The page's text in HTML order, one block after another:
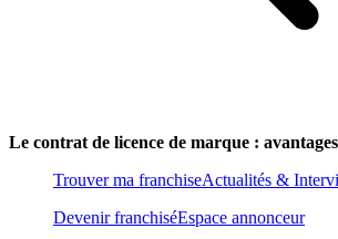
Le contrat de licence de marque :
Trouver ma franchiseActualités &
Devenir franchiséEspace annonceur